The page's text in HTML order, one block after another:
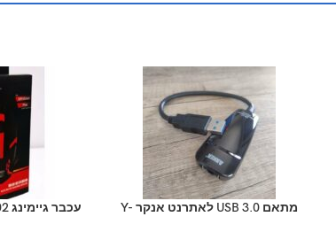
מתאם USB 3.0 לאתרנט אנקר Y-
עכבר גיימינג R8-1602 – צבע שחור